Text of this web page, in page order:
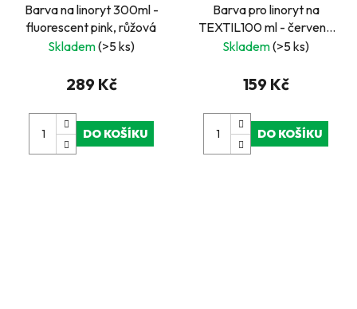
Barva na linoryt 300ml -
fluorescent pink, růžová
Skladem(>5 ks)
289 Kč
DO KOŠÍKU
Barva pro linoryt na
TEXTIL100 ml - červená
ESSDEE
Skladem(>5 ks)
159 Kč
DO KOŠÍKU